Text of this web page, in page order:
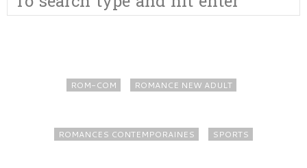
ROM-COM ROMANCE NEW ADULT
ROMANCES CONTEMPORAINES SPORTS